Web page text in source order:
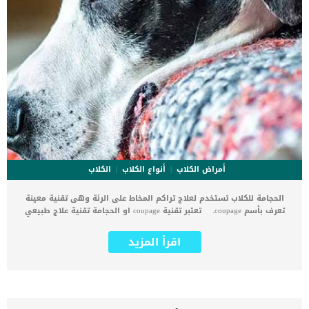
أمراض الكلاب أنواع الكلاب
الكلاب
الحجامة للكلاب تستخدم لعلاج تراكم المخاط على الرئة وهى تقنية معينة
تعرف بأسم coupage. تعتبر تقنية coupage او الحجامة تقنية علاج طبيعي
الحجامة للكلاب لعلاج المخاط على الرئة الى جانب الأدوية البخاخة
اقرأ المزيد